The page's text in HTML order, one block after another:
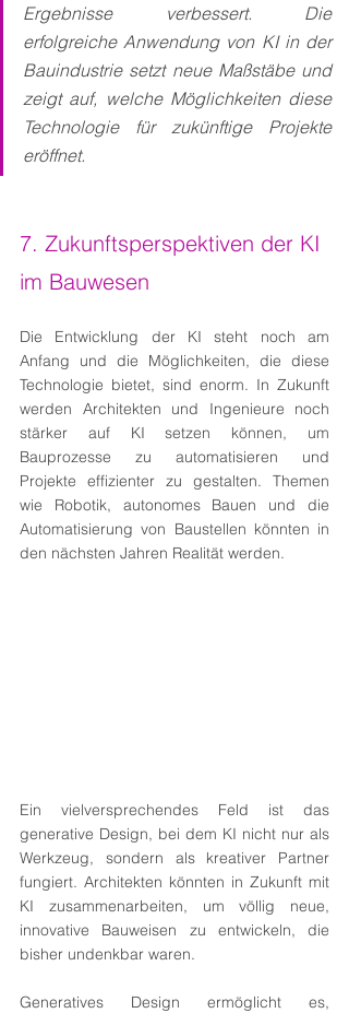
Ergebnisse verbessert. Die
erfolgreiche Anwendung von KI in der
Bauindustrie setzt neue Maßstäbe und
zeigt auf, welche Möglichkeiten diese
Technologie für zukünftige Projekte
eröffnet.
7. Zukunftsperspektiven der KI
im Bauwesen
Die Entwicklung der KI steht noch am
Anfang und die Möglichkeiten, die diese
Technologie bietet, sind enorm. In Zukunft
werden Architekten und Ingenieure noch
stärker auf KI setzen können, um
Bauprozesse zu automatisieren und
Projekte effizienter zu gestalten. Themen
wie Robotik, autonomes Bauen und die
Automatisierung von Baustellen könnten in
den nächsten Jahren Realität werden.
Ein vielversprechendes Feld ist das
generative Design, bei dem KI nicht nur als
Werkzeug, sondern als kreativer Partner
fungiert. Architekten könnten in Zukunft mit
KI zusammenarbeiten, um völlig neue,
innovative Bauweisen zu entwickeln, die
bisher undenkbar waren.
Generatives Design ermöglicht es,